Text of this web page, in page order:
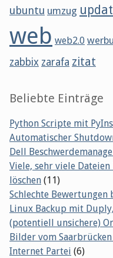
ubuntu umzug
web web2.0
zabbix zarafa zitat
Beliebte Einträge
Python Scripte mit
Automatischer
Dell
Viele, sehr viele
löschen (11)
Schlechte
Linux Backup mit
(potentiell unsichere)
Bilder vom
Internet Partei (6)